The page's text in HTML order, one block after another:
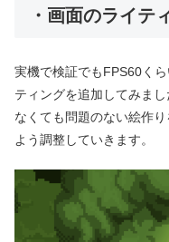
・画面のライテ
実機で検証でもFPS60く
ティングを追加してみまし
なくても問題のない絵作
よう調整していきます。